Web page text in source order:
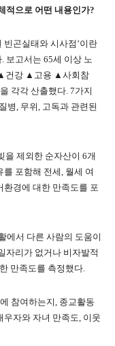
적으로 어떤 내용인가?
빈곤실태와 시사점’이란
. 보고서는 65세 이상 노
건강 ▲고용 ▲사회참
각각 산출했다. 7가지
질병, 무위, 고독과 관련된
을 제외한 순자산이 6개
를 포함해 전세, 월세 여
환경에 대한 만족도를 포
에서 다른 사람의 도움이
자리가 없거나 비자발적
만족도를 측정했다.
참여하는지, 종교활동
우자와 자녀 만족도, 이웃